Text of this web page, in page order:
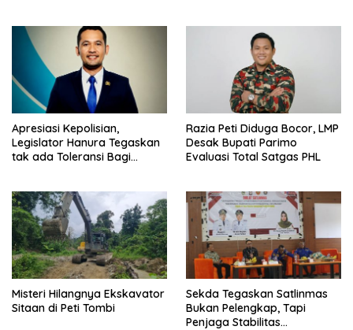
Apresiasi Kepolisian,
Legislator Hanura Tegaskan
tak ada Toleransi Bagi
Razia Peti Diduga Bocor, LMP
Desak Bupati Parimo
Evaluasi Total Satgas PHL
Misteri Hilangnya Ekskavator
Sitaan di Peti Tombi
Sekda Tegaskan Satlinmas
Bukan Pelengkap, Tapi
Penjaga Stabilitas